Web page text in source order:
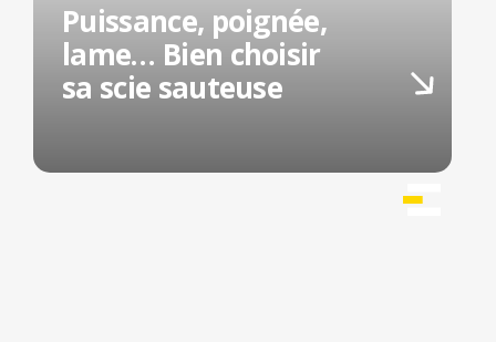
Puissance, poignée,
lame… Bien choisir
sa scie sauteuse